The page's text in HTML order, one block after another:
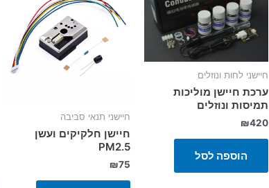
חיישני לחות ונוזלים
ערכת חיישן מוליכות
תמיסות ונוזלים
₪420
הוספה לסל
חיישני תנאי סביבה
חיישן חלקיקים ועשן
PM2.5
₪75